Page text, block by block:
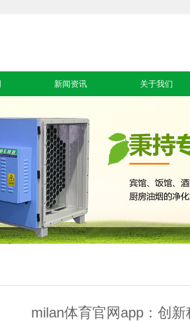
新闻资讯 关于我们
milan体育官网app：创